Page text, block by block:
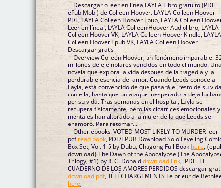
Descargar o leer en línea LAYLA Libro gratuito (PDF
ePub Mobi) de Colleen Hoover. LAYLA Colleen Hoover
PDF, LAYLA Colleen Hoover Epub, LAYLA Colleen
Leer en línea , LAYLA Colleen Hoover Audiolibro, LAYLA
Colleen Hoover VK, LAYLA Colleen Hoover Kindle, LAYLA
Colleen Hoover Epub VK, LAYLA Colleen Hoover
Descargar gratis
Overview Colleen Hoover, un fenómeno imparable.
millones de ejemplares vendidos en todo el mundo.
novela que explora la vida después de la tragedia y la
perdurable esencia del amor. Cuando Leeds conoce a
Layla, está convencido de que pasará el resto de su
con ella, hasta que un ataque inesperado la deja
por su vida. Tras semanas en el hospital, Layla se
recupera físicamente, pero las cicatrices emocionales y
mentales han alterado a la mujer de la que Leeds se
enamoró. Para retomar...
Other ebooks: VOTED MOST LIKELY TO MURDER leer
pdfread book, PDF/EPUB Download Solo Leveling
Box Set, Vol. 1-5 by Dubu, Chugong Full Book here,
download} The Dawn of the Apocalypse (The
Trilogy, #1) by R. C. Donalddownload link, [PDF] EL
CUADERNO DE LOS AMORES PERDIDOS descargar
download pdf, TÉLÉCHARGEMENTS Le prieur de
here,